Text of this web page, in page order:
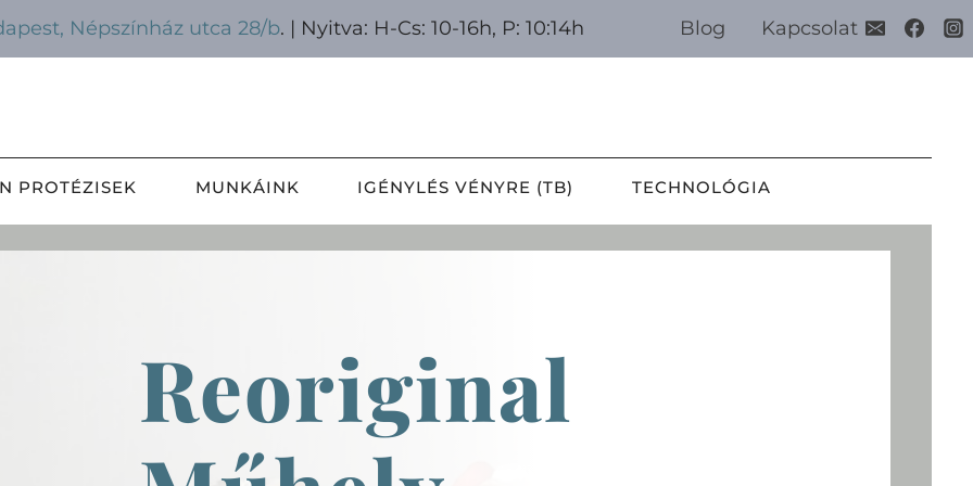
Népszínház utca 28/b. | Nyitva: H-Cs: 10-16h, P: 10:14h Blog Kapcsolat
PROTÉZISEK MUNKÁINK IGÉNYLÉS VÉNYRE (TB) TECHNOLÓGIA
Reoriginal